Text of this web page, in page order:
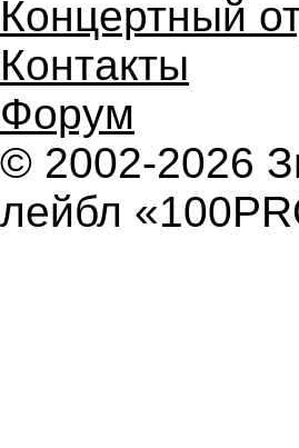
Концертный
Контакты
Форум
© 2002-2026
лейбл